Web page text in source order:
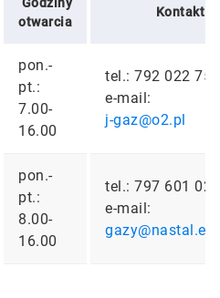
otwarcia
Kontakt
pon.-
pt.:
7.00-
16.00
tel.: 792 022 756
e-mail:
j-gaz@o2.pl
pon.-
pt.:
8.00-
16.00
tel.: 797 601 020
e-mail:
gazy@nastal.eu